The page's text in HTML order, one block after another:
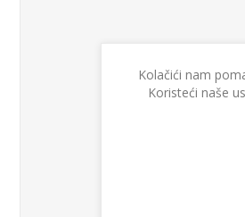
Kolačići nam
Koristeći naše